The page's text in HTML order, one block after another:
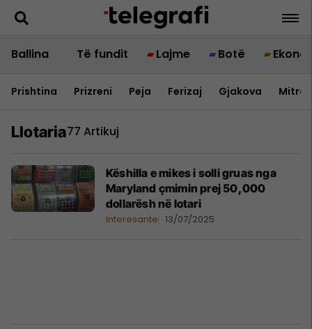
Ballina Të fundit Lajme Botë
Prishtina Prizreni Peja Ferizaj Gjakova
Llotaria77 Artikuj
Këshilla e mikes i solli gruas nga
Maryland çmimin prej 50,000
dollarësh në lotari
Interesante 13/07/2025